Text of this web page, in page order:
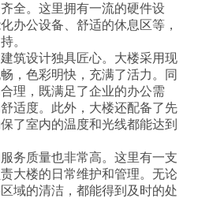
全。这里拥有一流的硬件设
办公设备、舒适的休息区等，
。
筑设计独具匠心。大楼采用现
，色彩明快，充满了活力。同
理，既满足了企业的办公需
适度。此外，大楼还配备了先
了室内的温度和光线都能达到
务质量也非常高。这里有一支
大楼的日常维护和管理。无论
域的清洁，都能得到及时的处